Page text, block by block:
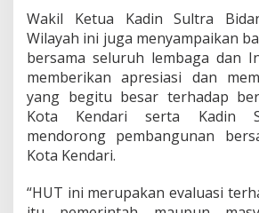
Wakil Ketua Kadin Sultra
Wilayah ini juga menyampaikan
bersama seluruh lembaga dan
memberikan apresiasi dan
yang begitu besar terhadap
Kota Kendari serta Kadin
mendorong pembangunan
Kota Kendari.
“HUT ini merupakan evaluasi